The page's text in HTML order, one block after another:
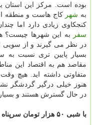
بوده است. مركز این استان
به شهر كاج هاست و منطقه
كنجكاوی زیادی دارد اما
سفر
به این شهرها چیست؟
در نظر می گیرند و از سویی
بسیار پایین تری نسبت به
مقاصد هم به اقتصاد این
متفاوتی داشته اید. هیچ
هنوز خیلی درگیر گردشگر
در حال گسترش هستند و بسیار
با شبی ۵۰ هزار تومان سرپناه داشته باشید